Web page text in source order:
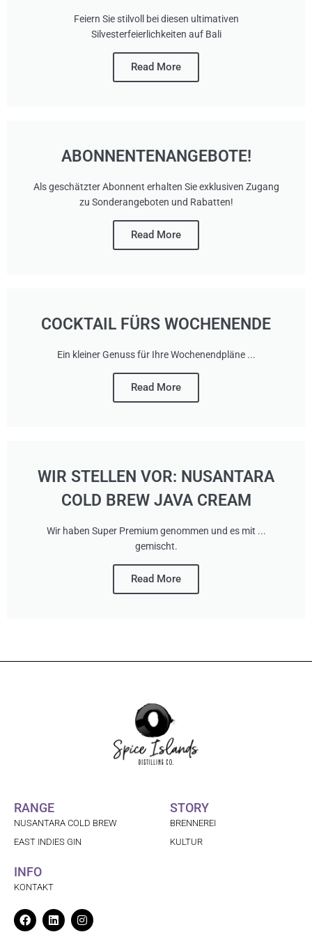
Feiern Sie stilvoll bei diesen ultimativen
Silvesterfeierlichkeiten auf Bali
Read More
ABONNENTENANGEBOTE!
Als geschätzter Abonnent erhalten Sie exklusiven Zugang
zu Sonderangeboten und Rabatten!
Read More
COCKTAIL FÜRS WOCHENENDE
Ein kleiner Genuss für Ihre Wochenendpläne ...
Read More
WIR STELLEN VOR: NUSANTARA
COLD BREW JAVA CREAM
Wir haben Super Premium genommen und es mit ...
gemischt.
Read More
RANGE
NUSANTARA COLD BREW
EAST INDIES GIN
STORY
BRENNEREI
KULTUR
INFO
KONTAKT
Facebook
LinkedinInstagram